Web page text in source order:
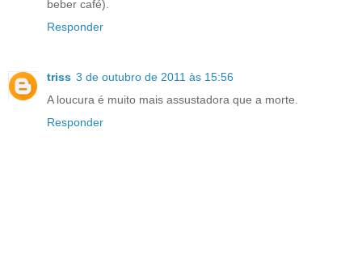
beber café).
Responder
triss 3 de outubro de 2011 às 15:56
A loucura é muito mais assustadora que a morte.
Responder